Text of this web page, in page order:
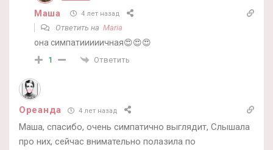
Маша 4 лет назад
Ответить на Maria
она симпатииииичная😍😍😍
1 Ответить
Ореанда 4 лет назад
Маша, спасибо, очень симпатично выглядит, Слышала
про них, сейчас внимательно полазила по